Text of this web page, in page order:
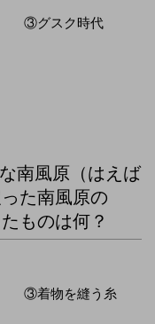
スク時代
南風原（はえば
た南風原の
ものは何？
物を縫う糸